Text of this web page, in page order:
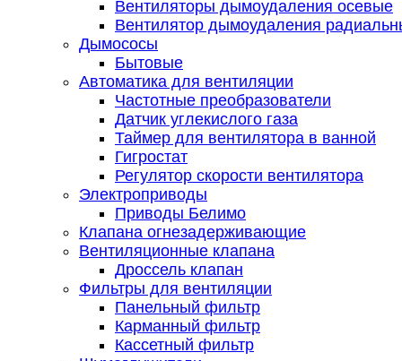
Вентиляторы дымоудаления осевые
Вентилятор дымоудаления
Дымососы
Бытовые
Автоматика для вентиляции
Частотные преобразователи
Датчик углекислого газа
Таймер для вентилятора в ванной
Гигростат
Регулятор скорости вентилятора
Электроприводы
Приводы Белимо
Клапана огнезадерживающие
Вентиляционные клапана
Дроссель клапан
Фильтры для вентиляции
Панельный фильтр
Карманный фильтр
Кассетный фильтр